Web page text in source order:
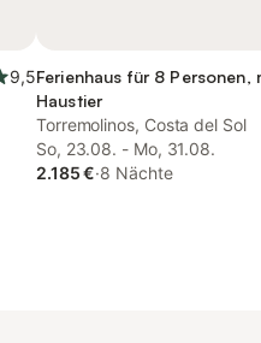
9,5Ferienhaus für 8 Personen,
Haustier
Torremolinos, Costa del Sol
So, 23.08. - Mo, 31.08.
2.185 €·8 Nächte